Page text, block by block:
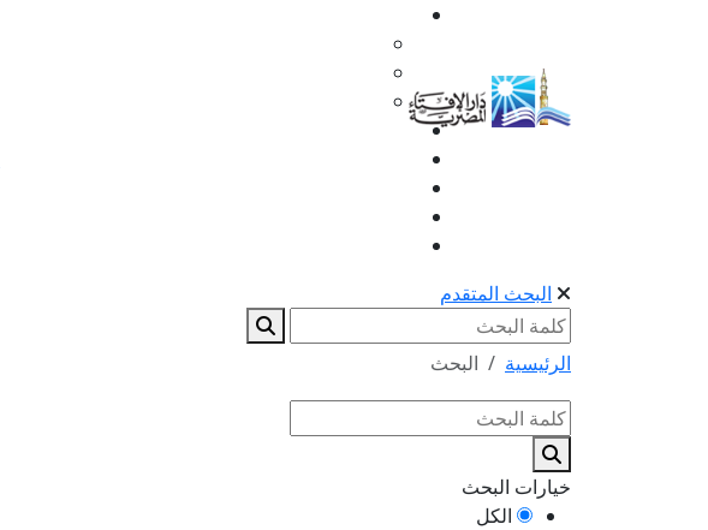
البحث المتقدم
الرئيسية البحث
خيارات البحث
الكل